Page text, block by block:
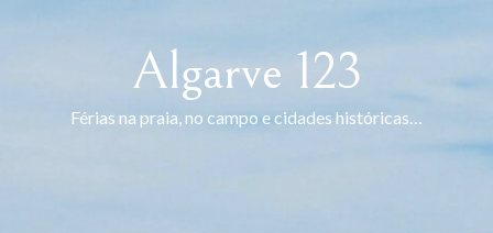
Algarve 123
Férias na praia, no campo e cidades históricas…